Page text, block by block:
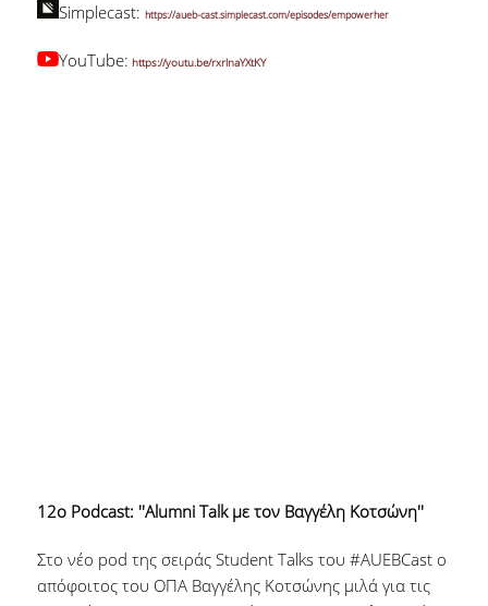
Simplecast: https://aueb-cast.simplecast.com/episodes/empowerher
YouTube: https://youtu.be/rxrlnaYXtKY
12ο Podcast: ''Alumni Talk με τον Βαγγέλη Κοτσώνη''
Στο νέο pod της σειράς Student Talks του #AUEBCast ο
απόφοιτος του ΟΠΑ Βαγγέλης Κοτσώνης μιλά για τις